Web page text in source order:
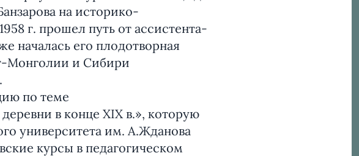
на историко-
г. прошел путь от ассистента-
началась его плодотворная
Монголии и Сибири
по теме
в конце XIX в.», которую
университета им. А.Жданова
курсы в педагогическом